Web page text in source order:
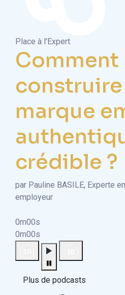
Place à l'Expert
Comment
construire
marque
crédible ?
par Pauline BASILE, Experte
employeur
0m00s
0m00s
Plus de podcasts